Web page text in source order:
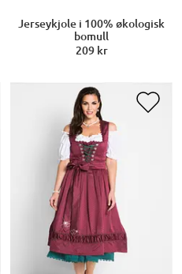
Jerseykjole i 100% økologisk
bomull
209 kr